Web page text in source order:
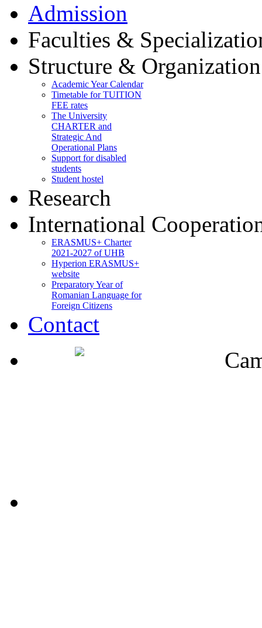
Admission
Faculties &
Structure & Organization
Academic Year Calendar
Timetable for TUITION
FEE rates
The University
CHARTER and
Strategic And
Operational Plans
Support for disabled
students
Student hostel
Research
International
ERASMUS+ Charter
2021-2027 of UHB
Hyperion ERASMUS+
website
Preparatory Year of
Romanian Language for
Foreign Citizens
Contact